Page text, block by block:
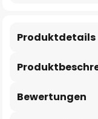
Produktdetails
Bewertungen